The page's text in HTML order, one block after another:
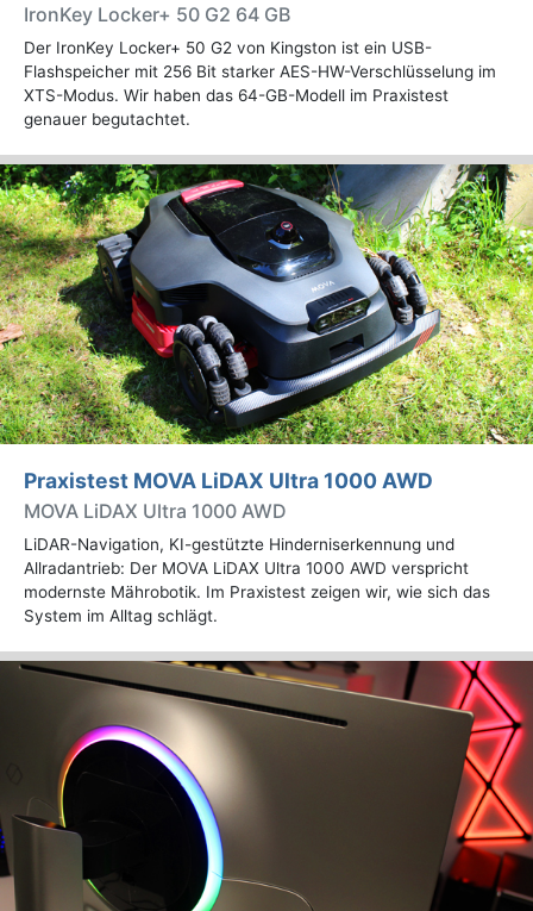
IronKey Locker+ 50 G2 64 GB
Der IronKey Locker+ 50 G2 von Kingston ist ein USB-
Flashspeicher mit 256 Bit starker AES-HW-Verschlüsselung im
XTS-Modus. Wir haben das 64-GB-Modell im Praxistest
genauer begutachtet.
Praxistest MOVA LiDAX Ultra 1000 AWD
MOVA LiDAX Ultra 1000 AWD
LiDAR-Navigation, KI-gestützte Hinderniserkennung und
Allradantrieb: Der MOVA LiDAX Ultra 1000 AWD verspricht
modernste Mährobotik. Im Praxistest zeigen wir, wie sich das
System im Alltag schlägt.